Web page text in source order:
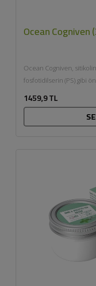
Ocean Cogniven
Ocean Cogniven,
fosfotidilserin (PS) gibi
1459,9 TL